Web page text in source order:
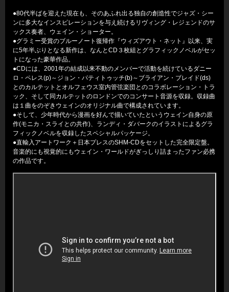
●80代半ばを迎えた現在も、そのあふれ出る独自の創造性でジャズ・シー
ンに多大なインスピレーションを与え続けるリヴィング・レジェンドのサ
ックス奏者、ウェイン・ショーター。
●グラミー受賞のブルーノート復帰作『ウィズアウト・ネット』以来、実
に5年半ぶりとなる新作は、なんとCD３枚組とグラフィックノベルがセッ
トになった豪華作品。
●CDには、2001年の結成以来不動のメンバーで活動を続けているダニー
ロ・ペレス(p)～ジョン・パティトゥッチ(b)～ブライアン・ブレイド(ds)
とのカルテットとオルフェウス室内管弦楽団とのコラボレーション・トラ
ック、そして同カルテットのロンドンでのコンサート音源を収録。収録曲
は１曲をのぞきウェインのオリジナル曲で構成されています。
●そして、少年時代から漫画を好んで描いていたというウェイン自身の原
作(モニカ・スライとの共作)、ランディ・ダバークのイラストによるグラ
フィックノベルを収録したスペシャルパッケージ。
●直輸入アートワーク＋日本プレスのSHM-CDをセットした完全限定盤。
音楽的にも視覚的にもウェイン・ワールドがぎっしり詰まったファン必携
の作品です。